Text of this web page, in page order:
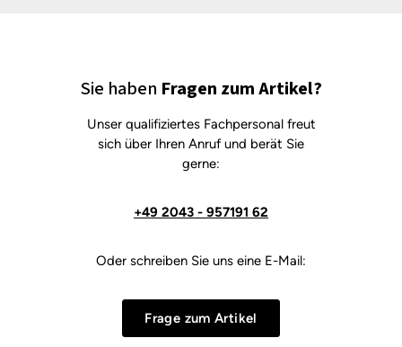
Sie haben Fragen zum Artikel?
Unser qualifiziertes Fachpersonal freut
sich über Ihren Anruf und berät Sie
gerne:
+49 2043 - 957191 62
Oder schreiben Sie uns eine E-Mail:
Frage zum Artikel